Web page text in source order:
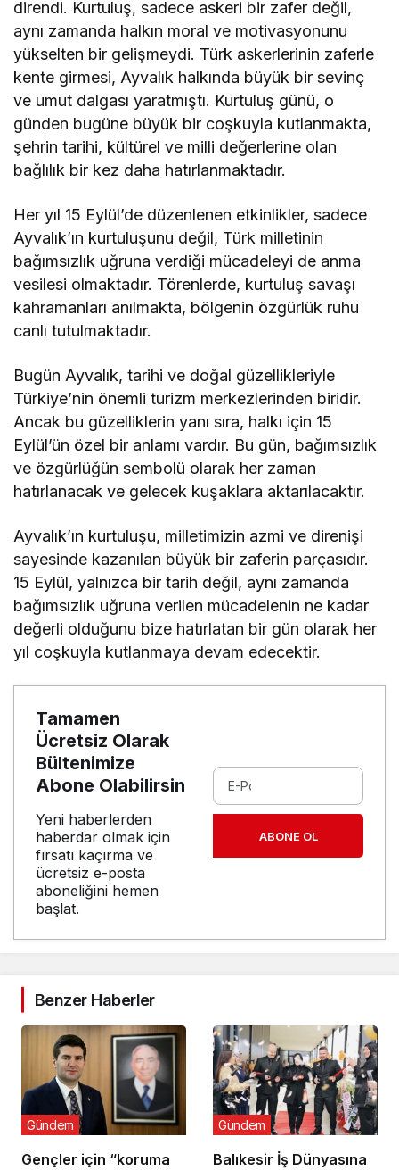
direndi. Kurtuluş, sadece askeri bir zafer değil,
aynı zamanda halkın moral ve motivasyonunu
yükselten bir gelişmeydi. Türk askerlerinin zaferle
kente girmesi, Ayvalık halkında büyük bir sevinç
ve umut dalgası yaratmıştı. Kurtuluş günü, o
günden bugüne büyük bir coşkuyla kutlanmakta,
şehrin tarihi, kültürel ve milli değerlerine olan
bağlılık bir kez daha hatırlanmaktadır.
Her yıl 15 Eylül’de düzenlenen etkinlikler, sadece
Ayvalık’ın kurtuluşunu değil, Türk milletinin
bağımsızlık uğruna verdiği mücadeleyi de anma
vesilesi olmaktadır. Törenlerde, kurtuluş savaşı
kahramanları anılmakta, bölgenin özgürlük ruhu
canlı tutulmaktadır.
Bugün Ayvalık, tarihi ve doğal güzellikleriyle
Türkiye’nin önemli turizm merkezlerinden biridir.
Ancak bu güzelliklerin yanı sıra, halkı için 15
Eylül’ün özel bir anlamı vardır. Bu gün, bağımsızlık
ve özgürlüğün sembolü olarak her zaman
hatırlanacak ve gelecek kuşaklara aktarılacaktır.
Ayvalık’ın kurtuluşu, milletimizin azmi ve direnişi
sayesinde kazanılan büyük bir zaferin parçasıdır.
15 Eylül, yalnızca bir tarih değil, aynı zamanda
bağımsızlık uğruna verilen mücadelenin ne kadar
değerli olduğunu bize hatırlatan bir gün olarak her
yıl coşkuyla kutlanmaya devam edecektir.
Tamamen
Ücretsiz Olarak
Bültenimize
Abone Olabilirsin
Yeni haberlerden
haberdar olmak için
fırsatı kaçırma ve
ücretsiz e-posta
aboneliğini hemen
başlat.
ABONE OL
Benzer Haberler
Gençler için “koruma
Gündem
Balıkesir İş Dünyasına
Gündem